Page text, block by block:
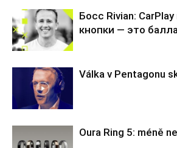
Босс Rivian:
кнопки — это
Válka v Pentagonu
Oura Ring 5: méně